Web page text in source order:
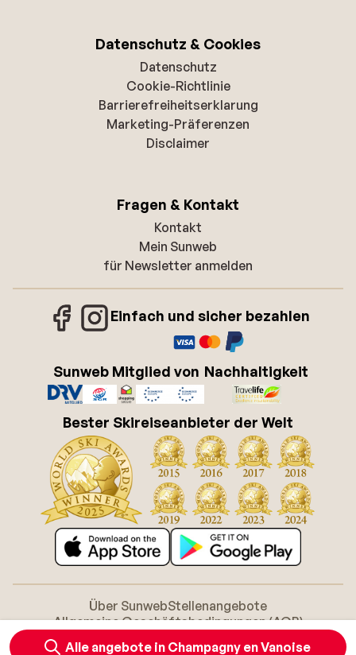
Alle angebote in Champagny en Vanoise
Datenschutz & Cookies
Datenschutz
Cookie-Richtlinie
Barrierefreiheitserklarung
Marketing-Präferenzen
Disclaimer
Fragen & Kontakt
Kontakt
Mein Sunweb
für Newsletter anmelden
Einfach und sicher bezahlen
Sunweb Mitglied von Nachhaltigkeit
Bester Skireiseanbieter der Welt
Über SunwebStellenangebote
Allgemeine Geschäftsbedingungen (AGB)
Cookie-Richtlinie
Disclaimer